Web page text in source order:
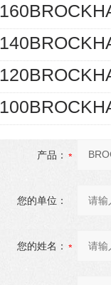
产品：
您的单位：
您的姓名：